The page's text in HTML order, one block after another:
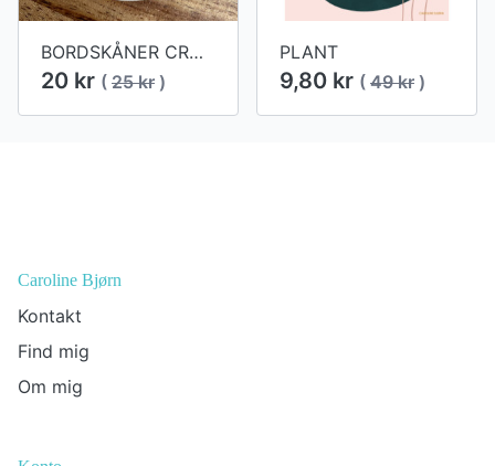
BORDSKÅNER CROSS
20 kr ( 25 kr )
PLANT
9,80 kr ( 49 kr )
Caroline Bjørn
Kontakt
Find mig
Om mig